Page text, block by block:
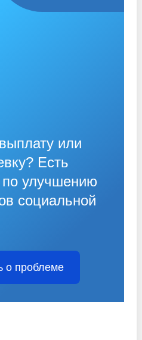
или
Есть
улучшению
социальной
о проблеме